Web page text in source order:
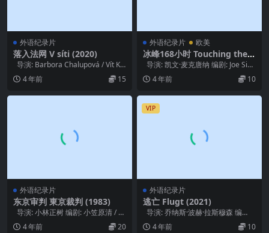
外语纪录片
落入法网 V síti (2020)
导演: Barbora Chalupová / Vít Klu
sá...
4 年前 15
外语纪录片 欧美
冰峰168小时 Touching the V
oid (2003)
导演: 凯文·麦克唐纳 编剧: Joe Sim
pson 主演: B...
4 年前 10
外语纪录片
东京审判 東京裁判 (1983)
导演: 小林正树 编剧: 小笠原清 / 小
林正树 / 稻垣俊 主演...
4 年前 20
VIP
外语纪录片
逃亡 Flugt (2021)
导演: 乔纳斯·波赫·拉斯穆森 编
剧: 乔纳斯·波赫·拉斯穆森 主...
4 年前 10